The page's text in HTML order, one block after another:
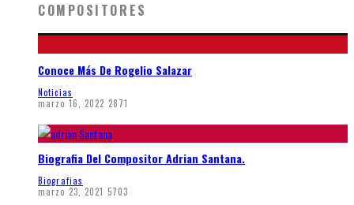
COMPOSITORES
Conoce Más De Rogelio Salazar
Noticias
marzo 16, 2022 2871
Biografia Del Compositor Adrian Santana.
Biografias
marzo 23, 2021 5703